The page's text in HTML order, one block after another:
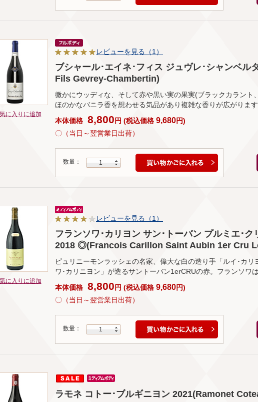
に入りに追加
レビューを見る（1）
ブシャール･エイネ･フィス ジュヴレ･シャンベ
Fils Gevrey-Chambertin)
微かにウッディな、そして赤や黒い実の果実(ブラックカラント
ほのかなバニラ香を想わせる気品があり複雑な香りが広がります
本体価格 8,800 円 (税込価格9,680円)
〇（当日～翌営業日出荷）
数量： 1
に入りに追加
レビューを見る（1）
フランソワ･カリヨン サン･トーバン プルミエ･ク
2018 ◎(Francois Carillon Saint Aubin 1er Cru
ピュリニーモンラッシェの名家、偉大な白の造り手「ルイ･カ
ワ･カリニヨン」が造るサントーバン1erCRUの赤。フランソワ
本体価格 8,800 円 (税込価格9,680円)
〇（当日～翌営業日出荷）
数量： 1
ラモネ コトー･ブルギニヨン 2021(Ramonet